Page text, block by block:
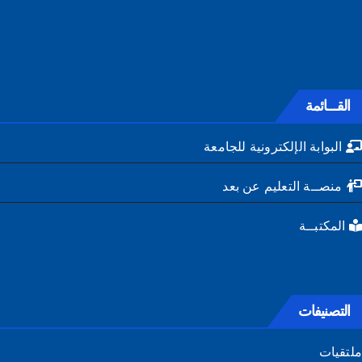
القـــائمة
البوابة الإلكترونية للجامعة
منصــة التعليم عن بعد
المكتبــة
التصنيفات